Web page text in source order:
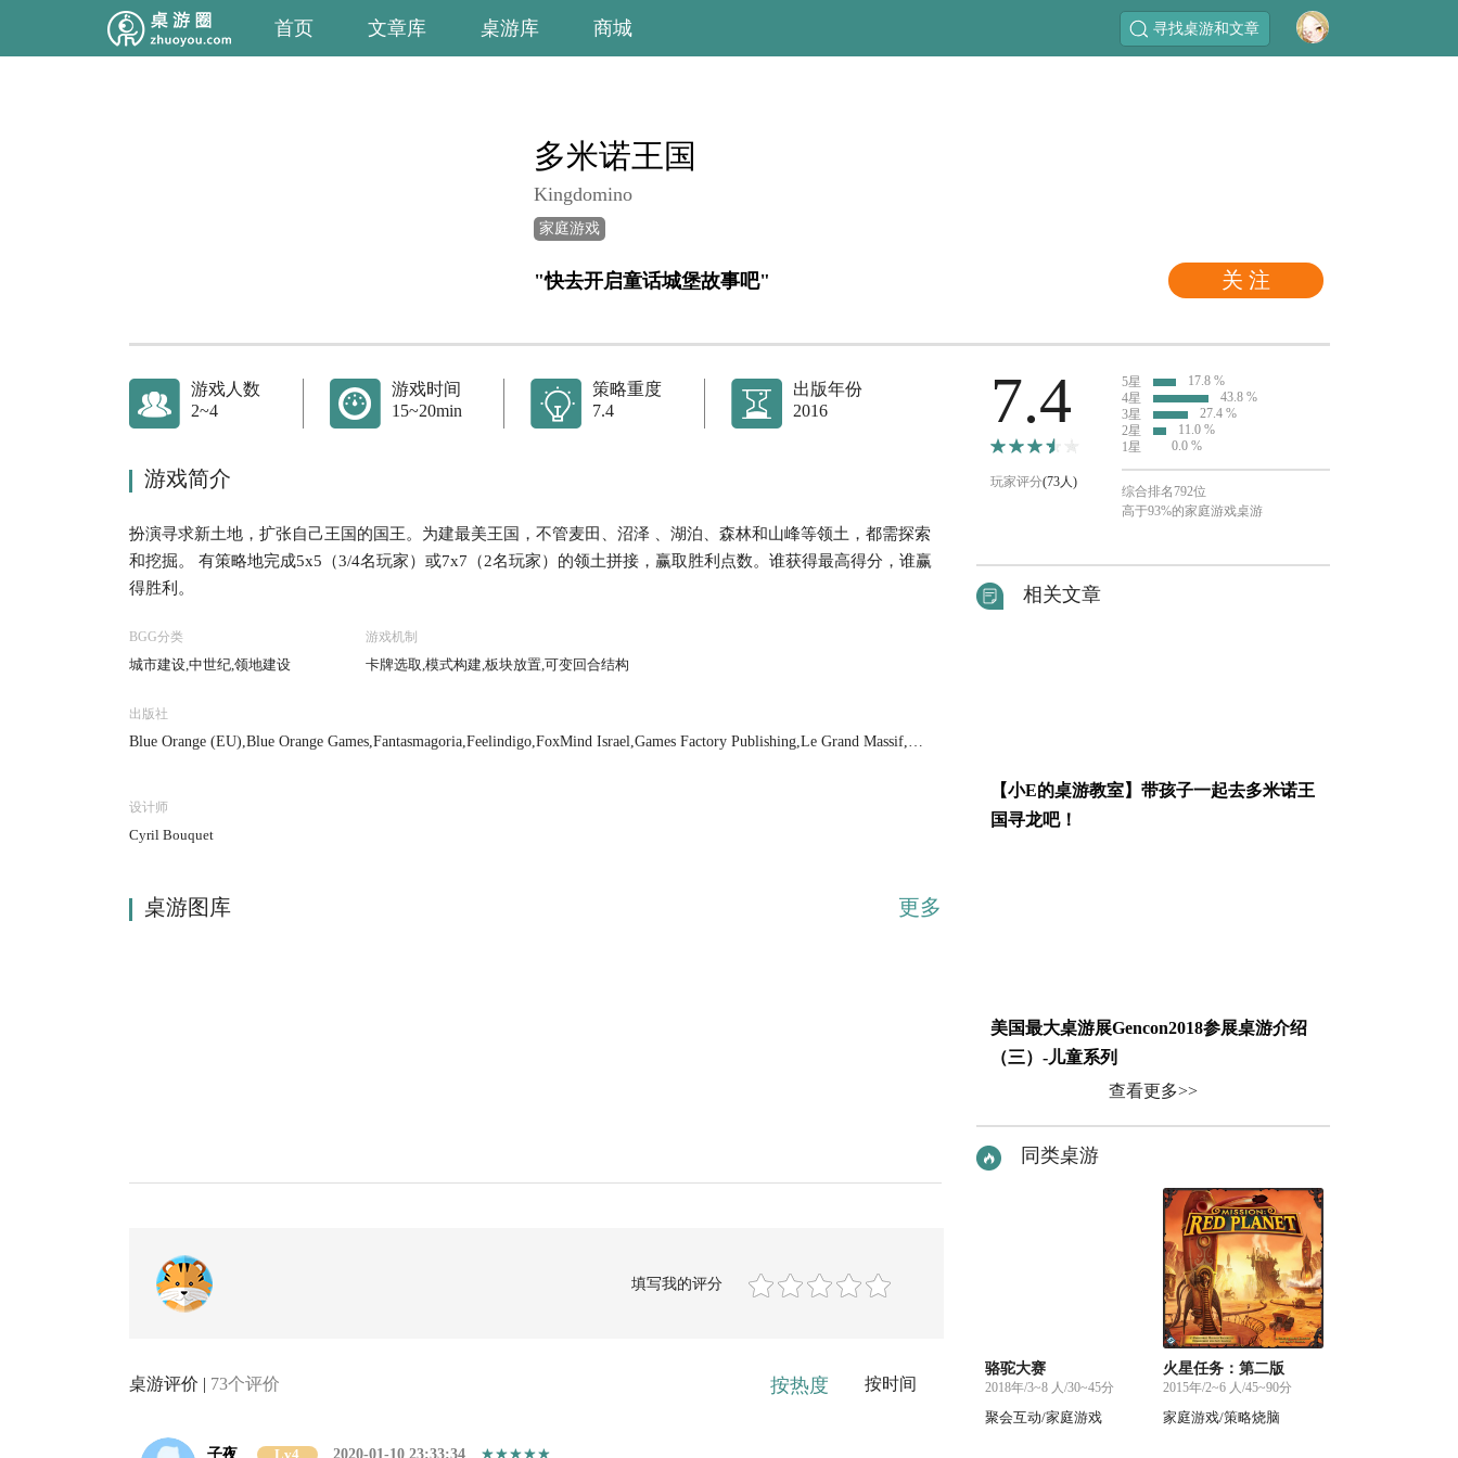
首页 文章库 桌游库 商城 寻找桌游和文章
关 注
多米诺王国
Kingdomino
家庭游戏
"快去开启童话城堡故事吧"
游戏人数
2~4
游戏时间
15~20min
策略重度
7.4
出版年份
2016
游戏简介
扮演寻求新土地，扩张自己王国的国王。为建最美王国，不管麦田、沼泽 、湖泊、森林和山峰等领土，都需探索
和挖掘。 有策略地完成5x5（3/4名玩家）或7x7（2名玩家）的领土拼接，赢取胜利点数。谁获得最高得分，谁赢
得胜利。
BGG分类
城市建设,中世纪,领地建设
游戏机制
卡牌选取,模式构建,板块放置,可变回合结构
出版社
Blue Orange (EU),Blue Orange Games,Fantasmagoria,Feelindigo,FoxMind Israel,Games Factory Publishing,Le Grand Massif,Hap
设计师
Cyril Bouquet
桌游图库 更多
填写我的评分
桌游评价 | 73个评价 按热度 按时间
子夜 Lv4 2020-01-10 23:33:34
7.4
玩家评分(73人)
5星
17.8 %
4星
43.8 %
3星
27.4 %
2星
11.0 %
1星
0.0 %
综合排名792位
高于93%的家庭游戏桌游
相关文章
【小E的桌游教室】带孩子一起去多米诺王
国寻龙吧！
美国最大桌游展Gencon2018参展桌游介绍
（三）-儿童系列
查看更多>>
同类桌游
骆驼大赛
2018年/3~8 人/30~45分
聚会互动/家庭游戏
火星任务：第二版
2015年/2~6 人/45~90分
家庭游戏/策略烧脑